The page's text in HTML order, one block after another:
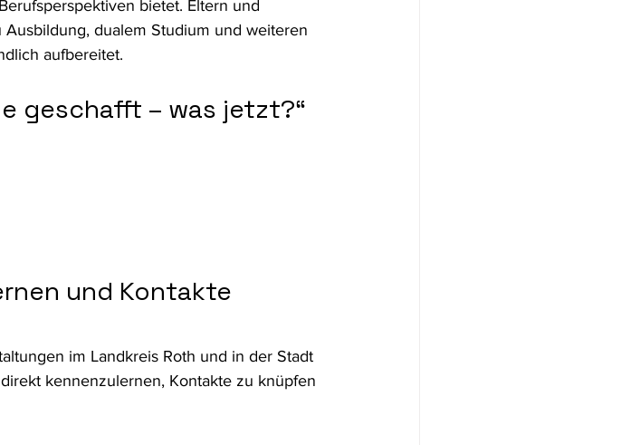
bietet. Eltern und
dualem Studium und weiteren
aufbereitet.
geschafft – was jetzt?“
und Kontakte
im Landkreis Roth und in der Stadt
kennenzulernen, Kontakte zu knüpfen